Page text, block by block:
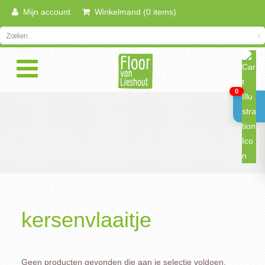
Mijn account Winkelmand (0 items)
kersenvlaaitje
Geen producten gevonden die aan je selectie voldoen.
0